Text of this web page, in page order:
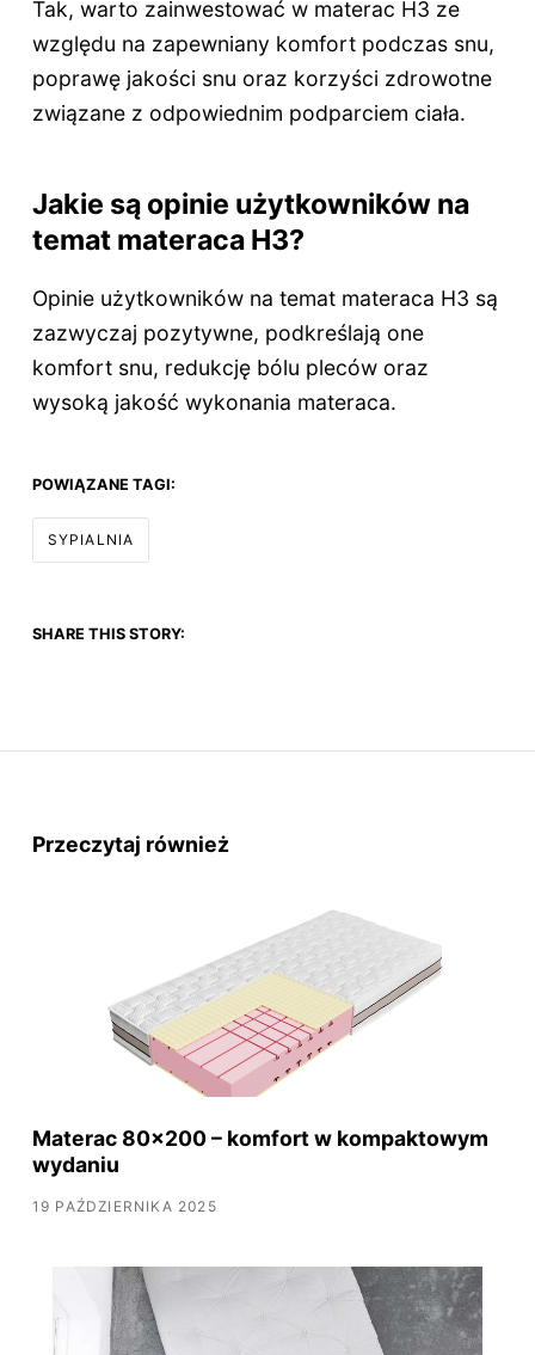
Tak, warto zainwestować w materac H3 ze
względu na zapewniany komfort podczas snu,
poprawę jakości snu oraz korzyści zdrowotne
związane z odpowiednim podparciem ciała.
Jakie są opinie użytkowników na
temat materaca H3?
Opinie użytkowników na temat materaca H3 są
zazwyczaj pozytywne, podkreślają one
komfort snu, redukcję bólu pleców oraz
wysoką jakość wykonania materaca.
POWIĄZANE TAGI:
SYPIALNIA
SHARE THIS STORY:
Przeczytaj również
Materac 80x200 – komfort w kompaktowym
wydaniu
19 PAŹDZIERNIKA 2025